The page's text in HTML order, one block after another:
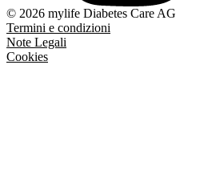
© 2026 mylife Diabetes Care AG
Termini e condizioni
Note Legali
Cookies